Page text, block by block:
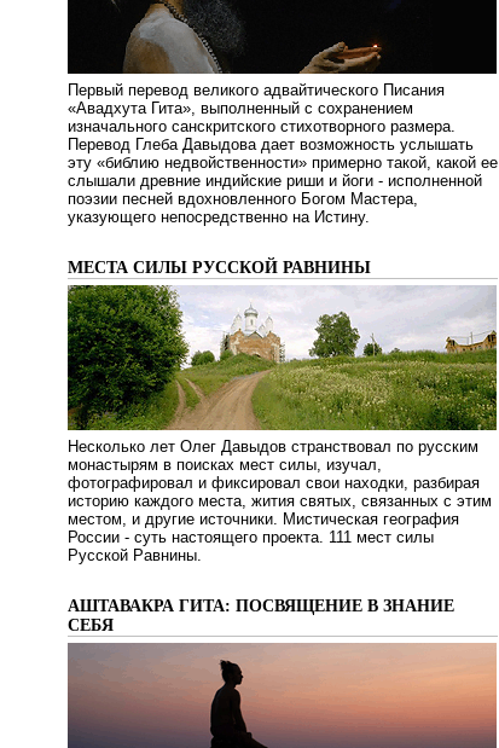
Первый перевод великого адвайтического Писания
«Авадхута Гита», выполненный с сохранением
изначального санскритского стихотворного размера.
Перевод Глеба Давыдова дает возможность услышать
эту «библию недвойственности» примерно такой, какой ее
слышали древние индийские риши и йоги - исполненной
поэзии песней вдохновленного Богом Мастера,
указующего непосредственно на Истину.
МЕСТА СИЛЫ РУССКОЙ РАВНИНЫ
Несколько лет Олег Давыдов странствовал по русским
монастырям в поисках мест силы, изучал,
фотографировал и фиксировал свои находки, разбирая
историю каждого места, жития святых, связанных с этим
местом, и другие источники. Мистическая география
России - суть настоящего проекта. 111 мест силы
Русской Равнины.
АШТАВАКРА ГИТА: ПОСВЯЩЕНИЕ В ЗНАНИЕ
СЕБЯ